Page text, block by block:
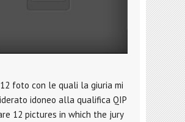
foto con le quali la giuria mi
idoneo alla qualifica QIP
12 pictures in which the jury